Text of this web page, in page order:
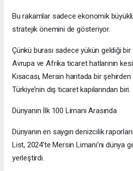
Bu rakamlar sadece ekonomik
stratejik önemini de gösteriyor.
Çünkü burası sadece yükün geldiği
Avrupa ve Afrika ticaret hatlarının
Kısacası, Mersin haritada bir
Türkiye’nin dış ticaret kapılarından biri.
Dünyanın İlk 100 Limanı Arasında
Dünyanın en saygın denizcilik
List, 2024’te Mersin Limanı’nı dünya
yerleştirdi.